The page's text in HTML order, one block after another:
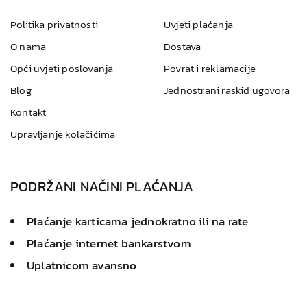
Politika privatnosti
O nama
Opći uvjeti poslovanja
Blog
Kontakt
Upravljanje kolačićima
Uvjeti plaćanja
Dostava
Povrat i reklamacije
Jednostrani raskid ugovora
PODRŽANI NAČINI PLAĆANJA
Plaćanje karticama jednokratno ili na rate
Plaćanje internet bankarstvom
Uplatnicom avansno